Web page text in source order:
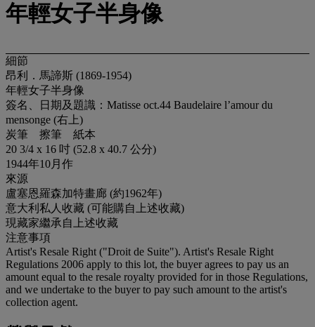
年輕女子半身像
細節
昂利．馬諦斯 (1869-1954)
年輕女子半身像
簽名、日期及題識：Matisse oct.44 Baudelaire l’amour du
mensonge (右上)
炭筆 擦筆 紙本
20 3/4 x 16 吋 (52.8 x 40.7 公分)
1944年10月作
來源
盧塞恩羅森加特畫廊 (約1962年)
意大利私人收藏 (可能購自上述收藏)
現藏家繼承自上述收藏
注意事項
Artist's Resale Right ("Droit de Suite"). Artist's Resale Right
Regulations 2006 apply to this lot, the buyer agrees to pay us an
amount equal to the resale royalty provided for in those Regulations,
and we undertake to the buyer to pay such amount to the artist's
collection agent.